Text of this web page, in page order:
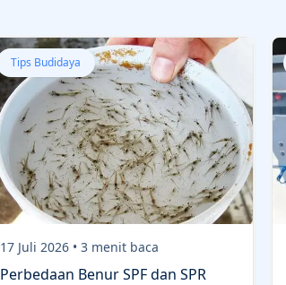
Tips Budidaya
17 Juli 2026 • 3 menit baca
Perbedaan Benur SPF dan SPR